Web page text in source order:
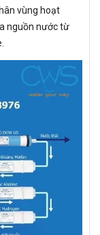
vùng hoạt
nguồn nước từ